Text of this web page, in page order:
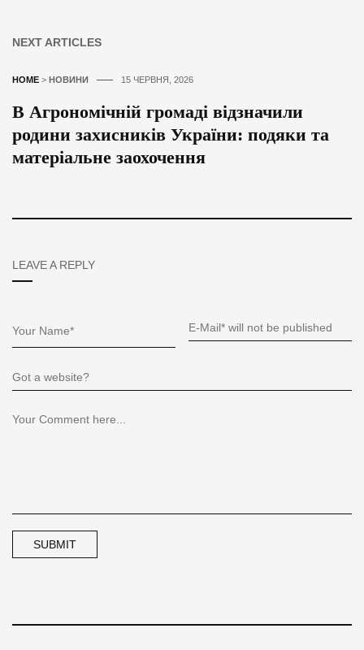
NEXT ARTICLES
HOME > НОВИНИ 15 ЧЕРВНЯ, 2026
В Агрономічній громаді відзначили
родини захисників України: подяки та
матеріальне заохочення
LEAVE A REPLY